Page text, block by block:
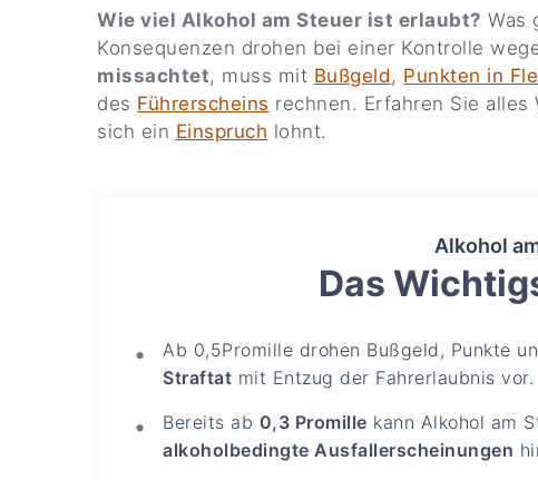
Wie viel Alkohol am Steuer ist erlaubt? Was
Konsequenzen drohen bei einer Kontrolle
missachtet, muss mit Bußgeld , Punkten in
des Führerscheins rechnen. Erfahren Sie
sich ein Einspruch lohnt.
Alkohol
Das
Ab 0,5Promille drohen Bußgeld, Punkte
Straftat mit Entzug der Fahrerlaubnis vor.
Bereits ab 0,3 Promille kann Alkohol am
alkoholbedingte Ausfallerscheinungen